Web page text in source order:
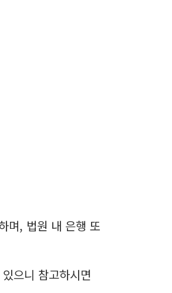
며, 법원 내 은행 또
으니 참고하시면